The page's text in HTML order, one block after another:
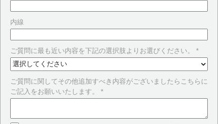
内線
ご質問に最も近い内容を下記の選択肢よりお選びください。 *
ご質問に関してその他追加すべき内容がございましたらこちらに
ご記入をお願いいたします。 *